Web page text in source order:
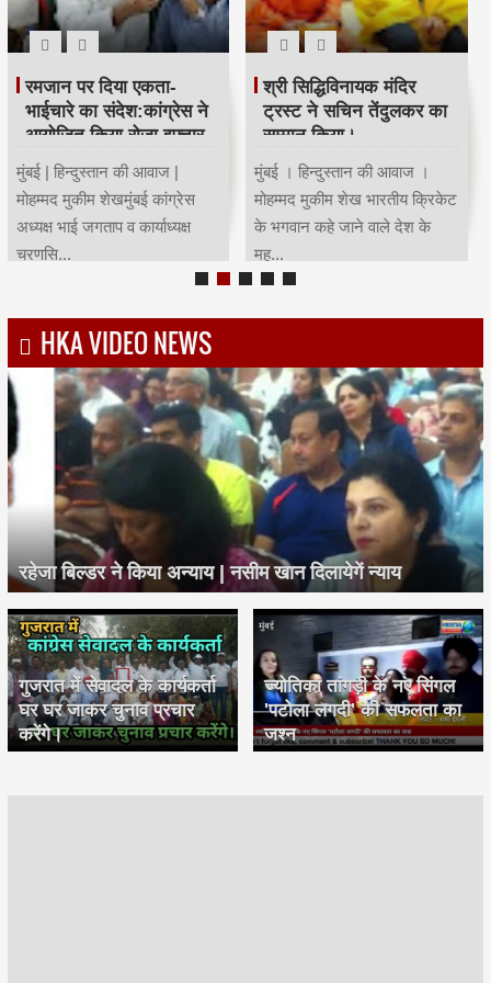
रमजान पर दिया एकता-
भाईचारे का संदेश:कांग्रेस ने
आयोजित किया रोजा इफ्तार
मुंबई | हिन्दुस्तान की आवाज |
मोहम्मद मुकीम शेखमुंबई कांग्रेस
अध्यक्ष भाई जगताप व कार्याध्यक्ष
चरणसि...
श्री सिद्धिविनायक मंदिर
ट्रस्ट ने सचिन तेंदुलकर का
सम्मान किया।
मुंबई । हिन्दुस्तान की आवाज ।
मोहम्मद मुकीम शेख भारतीय क्रिकेट
के भगवान कहे जाने वाले देश के
मह...
HKA VIDEO NEWS
रहेजा बिल्डर ने किया अन्याय | नसीम खान दिलायेगें न्याय
गुजरात में सेवादल के कार्यकर्ता
घर घर जाकर चुनाव प्रचार
करेंगे।
ज्योतिका तांगड़ी के नए सिंगल
'पटोला लगदी' की सफलता का
जश्न